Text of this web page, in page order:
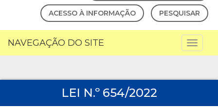
ACESSO À INFORMAÇÃO PESQUISAR
NAVEGAÇÃO DO SITE
LEI N.º 654/2022